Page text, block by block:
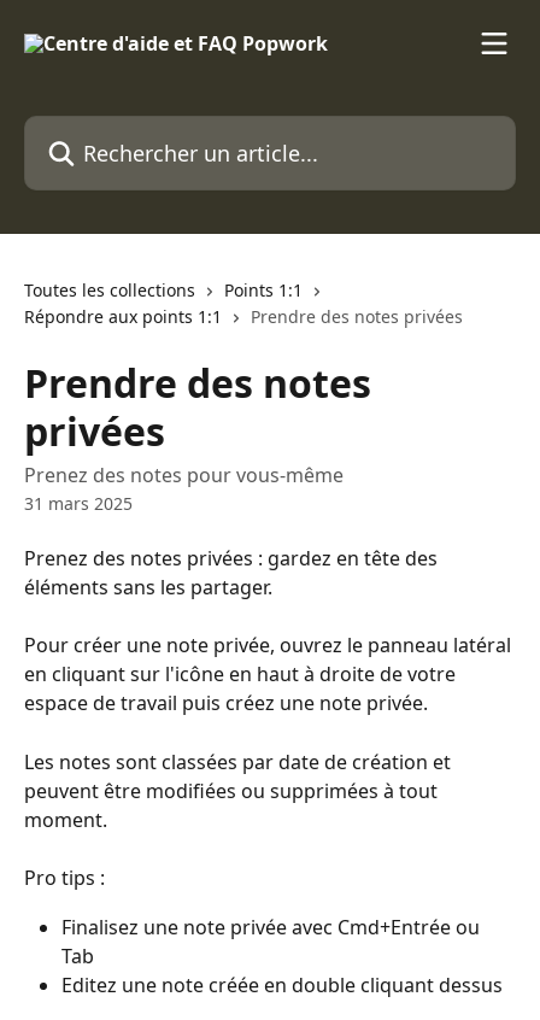
Rechercher un article...
Toutes les collections
Points 1:1
Répondre aux points 1:1
Prendre des notes privées
Prendre des notes
privées
Prenez des notes pour vous-même
31 mars 2025
Prenez des notes privées : gardez en tête des
éléments sans les partager.
Pour créer une note privée, ouvrez le panneau latéral
en cliquant sur l'icône en haut à droite de votre
espace de travail puis créez une note privée.
Les notes sont classées par date de création et
peuvent être modifiées ou supprimées à tout
moment.
Pro tips :
Finalisez une note privée avec Cmd+Entrée ou
Tab
Editez une note créée en double cliquant dessus